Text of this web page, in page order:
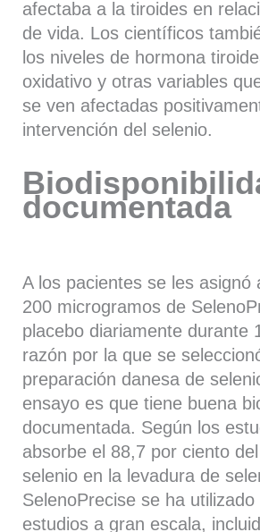
afectaba a la tiroides en
de vida. Los científicos
los niveles de hormona
oxidativo y otras variables
se ven afectadas
intervención del selenio.
documentada
A los pacientes se les asignó
200 microgramos de
placebo diariamente durante
razón por la que se
preparación danesa de
ensayo es que tiene buena
documentada. Según los
absorbe el 88,7 por ciento
selenio en la levadura de
SelenoPrecise se ha
estudios a gran escala,